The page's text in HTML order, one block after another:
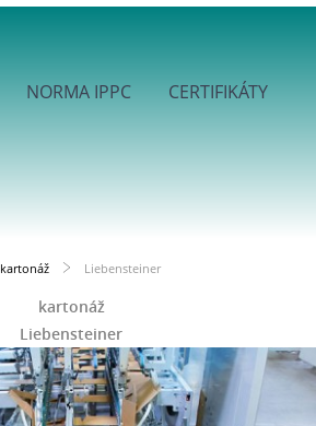
NORMA IPPC CERTIFIKÁTY
kartonáž Liebensteiner
kartonáž
Liebensteiner